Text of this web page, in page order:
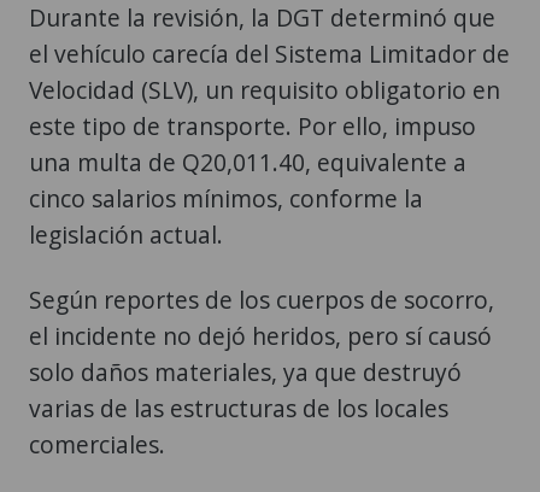
Durante la revisión, la DGT determinó que
el vehículo carecía del Sistema Limitador de
Velocidad (SLV), un requisito obligatorio en
este tipo de transporte. Por ello, impuso
una multa de Q20,011.40, equivalente a
cinco salarios mínimos, conforme la
legislación actual.
Según reportes de los cuerpos de socorro,
el incidente no dejó heridos, pero sí causó
solo daños materiales, ya que destruyó
varias de las estructuras de los locales
comerciales.